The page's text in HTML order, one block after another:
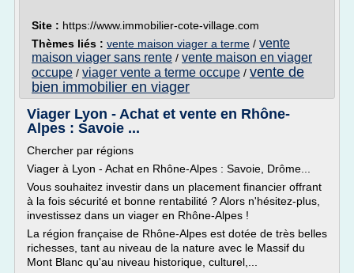
Site : https://www.immobilier-cote-village.com
Thèmes liés : vente maison viager a terme / vente
maison viager sans rente / vente maison en viager
occupe / viager vente a terme occupe / vente de
bien immobilier en viager
Viager Lyon - Achat et vente en Rhône-
Alpes : Savoie ...
Chercher par régions
Viager à Lyon - Achat en Rhône-Alpes : Savoie, Drôme...
Vous souhaitez investir dans un placement financier offrant
à la fois sécurité et bonne rentabilité ? Alors n'hésitez-plus,
investissez dans un viager en Rhône-Alpes !
La région française de Rhône-Alpes est dotée de très belles
richesses, tant au niveau de la nature avec le Massif du
Mont Blanc qu'au niveau historique, culturel,...